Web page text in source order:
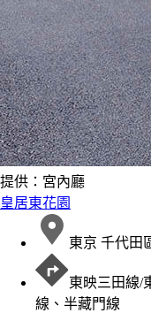
提供：宮內廳
皇居東花園
東京 千代田
東映三田線/
線、半藏門線